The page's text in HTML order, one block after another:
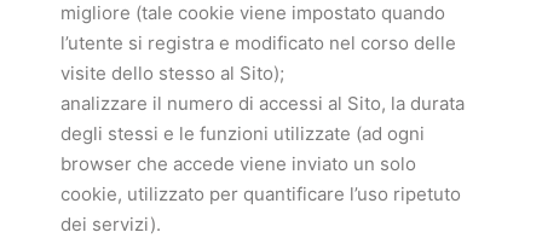
migliore (tale cookie viene impostato quando
l’utente si registra e modificato nel corso delle
visite dello stesso al Sito);
analizzare il numero di accessi al Sito, la durata
degli stessi e le funzioni utilizzate (ad ogni
browser che accede viene inviato un solo
cookie, utilizzato per quantificare l’uso ripetuto
dei servizi).